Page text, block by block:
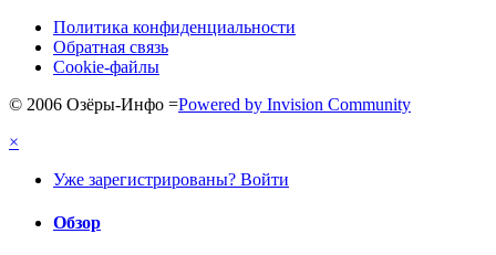
Политика конфиденциальности
Обратная связь
Cookie-файлы
© 2006 Озёры-Инфо =Powered by Invision Community
×
Уже зарегистрированы? Войти
Обзор